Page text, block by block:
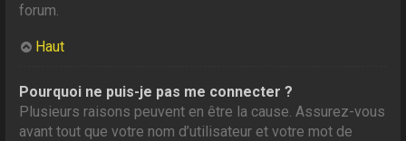
forum.
Haut
Pourquoi ne puis-je pas me connecter ?
Plusieurs raisons peuvent en être la cause. Assurez-vous
avant tout que votre nom d’utilisateur et votre mot de